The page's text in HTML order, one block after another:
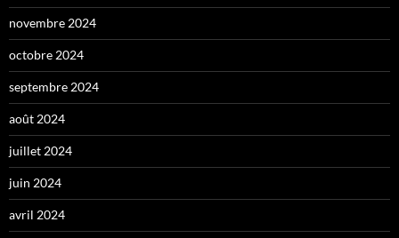
novembre 2024
octobre 2024
septembre 2024
août 2024
juillet 2024
juin 2024
avril 2024